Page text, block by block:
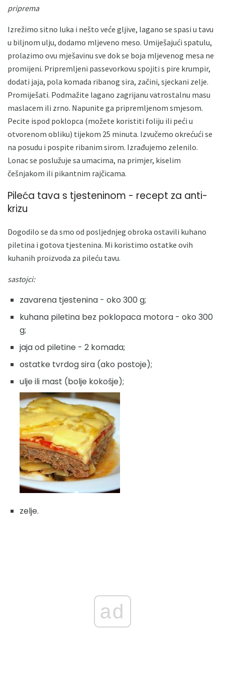
priprema
Izrežimo sitno luka i nešto veće gljive, lagano se spasi u tavu
u biljnom ulju, dodamo mljeveno meso. Umiješajući spatulu,
prolazimo ovu mješavinu sve dok se boja mljevenog mesa ne
promijeni. Pripremljeni passevorkovu spojiti s pire krumpir,
dodati jaja, pola komada ribanog sira, začini, sjeckani zelje.
Promiješati. Podmažite lagano zagrijanu vatrostalnu masu
maslacem ili zrno. Napunite ga pripremljenom smjesom.
Pecite ispod poklopca (možete koristiti foliju ili peći u
otvorenom obliku) tijekom 25 minuta. Izvučemo okrećući se
na posudu i pospite ribanim sirom. Izrađujemo zelenilo.
Lonac se poslužuje sa umacima, na primjer, kiselim
češnjakom ili pikantnim rajčicama.
Pileća tava s tjesteninom - recept za anti-
krizu
Dogodilo se da smo od posljednjeg obroka ostavili kuhano
piletina i gotova tjestenina. Mi koristimo ostatke ovih
kuhanih proizvoda za pileću tavu.
sastojci:
zavarena tjestenina - oko 300 g;
kuhana piletina bez poklopaca motora - oko 300
g;
jaja od piletine - 2 komada;
ostatke tvrdog sira (ako postoje);
ulje ili mast (bolje kokošje);
zelje.
ad